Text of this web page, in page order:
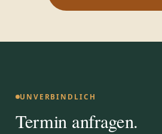
UNVERBINDLICH
Termin anfragen.